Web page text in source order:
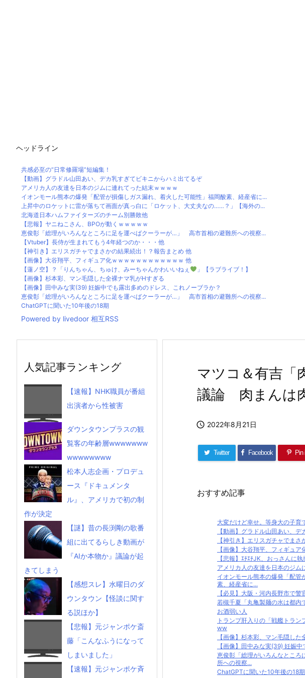
ヘッドライン
共感必至の“日常修羅場”短編集！
【動画】グラドル山田あい、デカ乳すぎてビキニからハミ出てるぞ
アメリカ人の友達を日本のジムに連れてった結末ｗｗｗｗ
イオンモール熊本の爆発「配管が損傷しガス漏れ、着火した可能性」福岡酸素、経産省に...
上昇中のロケットに雷が落ちて画面が真っ白に「ロケット、大丈夫なの……？」【海外の...
北海道日本ハムファイターズのチーム別勝敗他
【悲報】ヤニねこさん、BPOが動くｗｗｗｗｗ
恵俊彰「総理がいろんなところに足を運べばクーラーが…」 高市首相の避難所への視察...
【Vtuber】長侍が生まれてもう4年経つのか・・・他
【神引き】エリスガチャでまさかの結果続出！？報告まとめ 他
【画像】大谷翔平、フィギュア化ｗｗｗｗｗｗｗｗｗｗｗｗ 他
【蓮ノ空】？「りんちゃん、ちゅけ、みーちゃんかわいいねぇ
」【ラブライブ！】
【画像】杉本彩、マン毛隠した全裸ナマ乳がHすぎる
【画像】田中みな実(39) 妊娠中でも露出多めのドレス、これノーブラか？
恵俊彰「総理がいろんなところに足を運べばクーラーが…」 高市首相の避難所への視察...
ChatGPTに聞いた10年後の18期
Powered by livedoor 相互RSS
マツコ＆有吉「
議論 肉まんは
 2022年8月21日
Twitter Facebook Pin
おすすめ記事
大変だけど幸せ。等身大の子育
【動画】グラドル山田あい、
【神引き】エリスガチャでま
【画像】大谷翔平、フィギュ
【悲報】ｴﾁｴﾁJK、おっさんに
アメリカ人の友達を日本のジム
イオンモール熊本の爆発「配管
素、経産省に...
【必見】大阪・河内長野市で
若槻千夏「丸亀製麺の水は都内
お酒弱い人
トランプ肝入りの「戦艦トラ
ww
【画像】杉本彩、マン毛隠し
【画像】田中みな実(39) 妊娠
恵俊彰「総理がいろんなとこ
所への視察...
ChatGPTに聞いた10年後の18期
人気記事ランキング
【速報】NHK職員が番組
出演者から性被害
ダウンタウンプラスの観
覧客の年齢層wwwwwww
wwwwwwww
松本人志企画・プロデュ
ース『ドキュメンタ
ル』、アメリカで初の制
作が決定
【謎】昔の長渕剛の歌番
組に出てるらしき動画が
『AIか本物か』議論が起
きてしまう
【感想スレ】水曜日のダ
ウンタウン【怪談に関す
る説ほか】
【悲報】元ジャンポケ斎
藤「こんなふうになって
しまいました」
【速報】元ジャンポケ斉